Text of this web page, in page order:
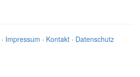
Impressum · Kontakt · Datenschutz